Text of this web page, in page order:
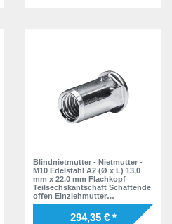
Blindnietmutter - Nietmutter -
M10 Edelstahl A2 (Ø x L) 13,0
mm x 22,0 mm Flachkopf
Teilsechskantschaft Schaftende
offen Einziehmutter
Einnietmuttern - GO-NUT
294,35 € *